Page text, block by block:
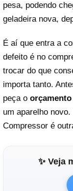
pesa, podendo
geladeira nova,
É aí que entra a
defeito é no
trocar do que
importa tanto.
peça o
um aparelho
Compressor é
✨ Veja